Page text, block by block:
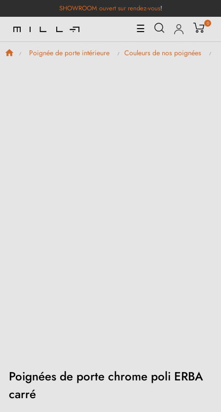
SHOWROOM ouvert sur rendez-vous!
Basculer
la
navigation
☰ 0
Poignée de porte intérieure Couleurs de nos poignées
Poignées de porte chrome poli ERBA
carré